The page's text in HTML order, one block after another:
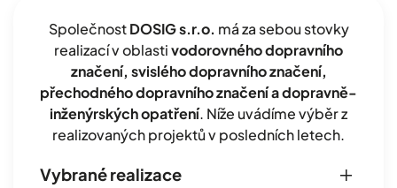
SpolečnostDOSIG s.r.o. má za sebou stovky
realizací v oblastivodorovného dopravního
značení, svislého dopravního značení,
přechodného dopravního značení a dopravně-
inženýrských opatření. Níže uvádíme výběr z
realizovaných projektů v posledních letech.
Vybrané realizace